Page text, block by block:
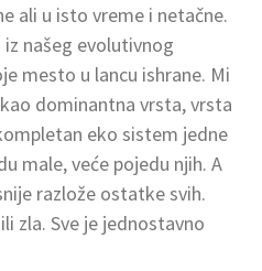
ali u isto vreme i netačne.
našeg evolutivnog
mesto u lancu ishrane. Mi
dominantna vrsta, vrsta
eko sistem jedne
male, veće pojedu njih. A
razlože ostatke svih.
zla. Sve je jednostavno